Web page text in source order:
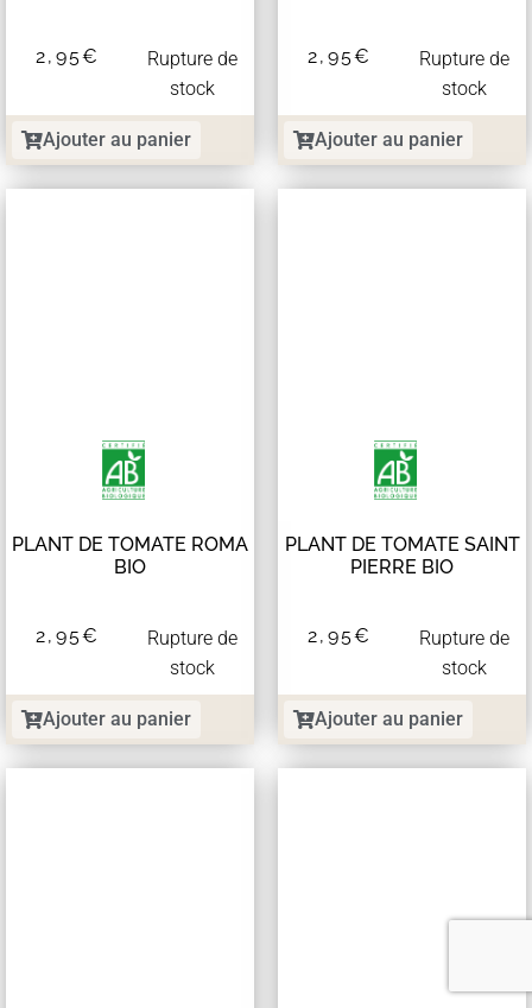
2,95€
Rupture de
stock
Ajouter au panier
2,95€
Rupture de
stock
Ajouter au panier
PLANT DE TOMATE ROMA
BIO
2,95€
Rupture de
stock
Ajouter au panier
PLANT DE TOMATE SAINT
PIERRE BIO
2,95€
Rupture de
stock
Ajouter au panier